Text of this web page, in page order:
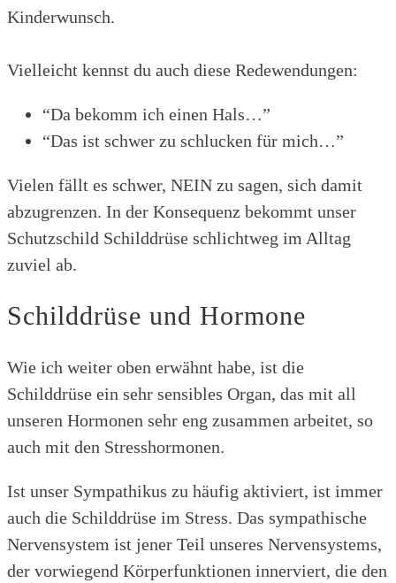
Kinderwunsch.
Vielleicht kennst du auch diese Redewendungen:
“Da bekomm ich einen Hals…”
“Das ist schwer zu schlucken für mich…”
Vielen fällt es schwer, NEIN zu sagen, sich damit
abzugrenzen. In der Konsequenz bekommt unser
Schutzschild Schilddrüse schlichtweg im Alltag
zuviel ab.
Schilddrüse und Hormone
Wie ich weiter oben erwähnt habe, ist die
Schilddrüse ein sehr sensibles Organ, das mit all
unseren Hormonen sehr eng zusammen arbeitet, so
auch mit den Stresshormonen.
Ist unser Sympathikus zu häufig aktiviert, ist immer
auch die Schilddrüse im Stress. Das sympathische
Nervensystem ist jener Teil unseres Nervensystems,
der vorwiegend Körperfunktionen innerviert, die den